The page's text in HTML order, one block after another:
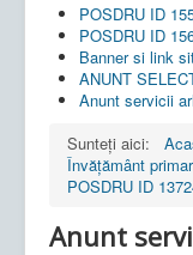
POSDRU ID
POSDRU ID
Banner si link
ANUNT
Anunt servicii
Sunteți aici:
Învățământ primar
POSDRU ID
Anunt